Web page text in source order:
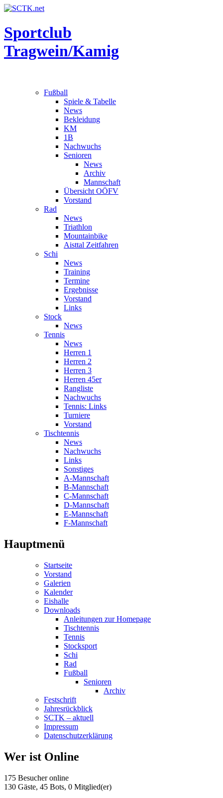
Sportclub
Tragwein/Kamig
Fußball
Spiele & Tabelle
News
Bekleidung
KM
1B
Nachwuchs
Senioren
News
Archiv
Mannschaft
Übersicht OÖFV
Vorstand
Rad
News
Triathlon
Mountainbike
Aisttal Zeitfahren
Schi
News
Training
Termine
Ergebnisse
Vorstand
Links
Stock
News
Tennis
News
Herren 1
Herren 2
Herren 3
Herren 45er
Rangliste
Nachwuchs
Tennis: Links
Turniere
Vorstand
Tischtennis
News
Nachwuchs
Links
Sonstiges
A-Mannschaft
B-Mannschaft
C-Mannschaft
D-Mannschaft
E-Mannschaft
F-Mannschaft
Hauptmenü
Startseite
Vorstand
Galerien
Kalender
Eishalle
Downloads
Anleitungen zur Homepage
Tischtennis
Tennis
Stocksport
Schi
Rad
Fußball
Senioren
Archiv
Festschrift
Jahresrückblick
SCTK – aktuell
Impressum
Datenschutzerklärung
Wer ist Online
175 Besucher online
130 Gäste, 45 Bots, 0 Mitglied(er)